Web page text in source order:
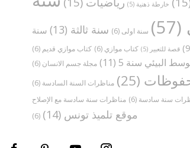
خارطة ذهنية (5)
(57) سنة اولى (6) سنة ثالثة (13)
سنة
قصة للتعبير (5) كتاب موازي (6) كتاب موازي قديم (6)
البيئي سنة 5 (11) مجلة جسم الانسان (6)
(25) مناظرات السنة السادسة (6)
سنة سادسة (6)
(6)
موقع تلميذ تونس (14)